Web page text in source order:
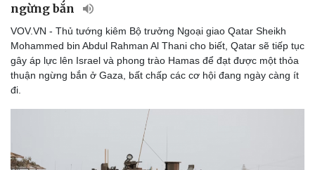
Dinh dưỡng - món ngon
Cây thuốc
Blog
ngừng bắn
VOV.VN - Thủ tướng kiêm Bộ trưởng Ngoại giao Qatar Sheikh
Mohammed bin Abdul Rahman Al Thani cho biết, Qatar sẽ tiếp tục
gây áp lực lên Israel và phong trào Hamas để đạt được một thỏa
thuận ngừng bắn ở Gaza, bất chấp các cơ hội đang ngày càng ít
đi.